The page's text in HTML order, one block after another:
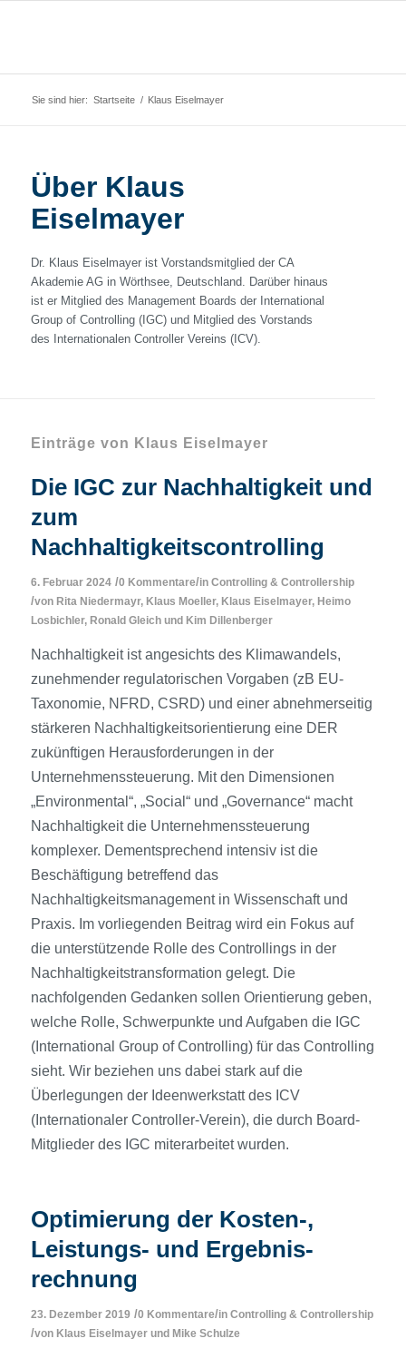
Sie sind hier: Startseite / Klaus Eiselmayer
Über Klaus
Eiselmayer
Dr. Klaus Eiselmayer ist Vorstandsmitglied der CA
Akademie AG in Wörthsee, Deutschland. Darüber hinaus
ist er Mitglied des Management Boards der International
Group of Controlling (IGC) und Mitglied des Vorstands
des Internationalen Controller Vereins (ICV).
Einträge von Klaus Eiselmayer
Die IGC zur Nachhaltigkeit und
zum
Nachhaltigkeitscontrolling
6. Februar 2024 /0 Kommentare/in Controlling & Controllership
/von Rita Niedermayr, Klaus Moeller, Klaus Eiselmayer, Heimo
Losbichler, Ronald Gleichund Kim Dillenberger
Nachhaltigkeit ist angesichts des Klimawandels,
zunehmender regulatorischen Vorgaben (zB EU-
Taxonomie, NFRD, CSRD) und einer abnehmerseitig
stärkeren Nachhaltigkeitsorientierung eine DER
zukünftigen Herausforderungen in der
Unternehmenssteuerung. Mit den Dimensionen
„Environmental“, „Social“ und „Governance“ macht
Nachhaltigkeit die Unternehmenssteuerung
komplexer. Dementsprechend intensiv ist die
Beschäftigung betreffend das
Nachhaltigkeitsmanagement in Wissenschaft und
Praxis. Im vorliegenden Beitrag wird ein Fokus auf
die unterstützende Rolle des Controllings in der
Nachhaltigkeitstransformation gelegt. Die
nachfolgenden Gedanken sollen Orientierung geben,
welche Rolle, Schwerpunkte und Aufgaben die IGC
(International Group of Controlling) für das Controlling
sieht. Wir beziehen uns dabei stark auf die
Überlegungen der Ideenwerkstatt des ICV
(Internationaler Controller-Verein), die durch Board-
Mitglieder des IGC miterarbeitet wurden.
Optimierung der Kosten-,
Leistungs- und Ergebnis­
rechnung
23. Dezember 2019 /0 Kommentare/in Controlling & Controllership
/von Klaus Eiselmayerund Mike Schulze